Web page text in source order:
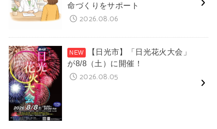
命づくりをサポート
2026.08.06
【日光市】「日光花火大会」
が8/8（土）に開催！
2026.08.05